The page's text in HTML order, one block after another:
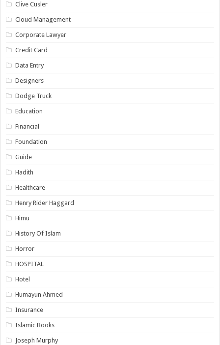
Clive Cusler
Cloud Management
Corporate Lawyer
Credit Card
Data Entry
Designers
Dodge Truck
Education
Financial
Foundation
Guide
Hadith
Healthcare
Henry Rider Haggard
Himu
History Of Islam
Horror
HOSPITAL
Hotel
Humayun Ahmed
Insurance
Islamic Books
Joseph Murphy